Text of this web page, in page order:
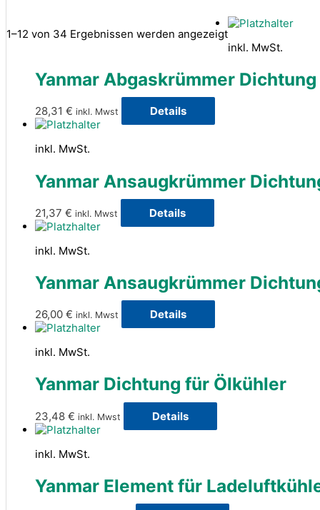
1–12 von 34 Ergebnissen werden angezeigt
inkl. MwSt.
Yanmar Abgaskrümmer Dichtung
28,31 € inkl. Mwst Details
inkl. MwSt.
Yanmar Ansaugkrümmer
21,37 € inkl. Mwst Details
inkl. MwSt.
Yanmar Ansaugkrümmer
26,00 € inkl. Mwst Details
inkl. MwSt.
Yanmar Dichtung für Ölkühler
23,48 € inkl. Mwst Details
inkl. MwSt.
Yanmar Element für